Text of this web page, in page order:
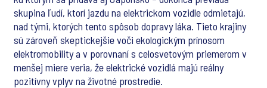
skupina ľudí, ktorí jazdu na elektrickom vozidle odmietajú,
nad tými, ktorých tento spôsob dopravy láka. Tieto krajiny
sú zároveň skeptickejšie voči ekologickým prínosom
elektromobility a v porovnaní s celosvetovým priemerom v
menšej miere veria, že elektrické vozidlá majú reálny
pozitívny vplyv na životné prostredie.